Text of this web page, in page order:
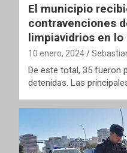
El municipio
contravenciones
limpiavidrios en lo
10 enero, 2024
De este total, 35 fueron
detenidas. Las